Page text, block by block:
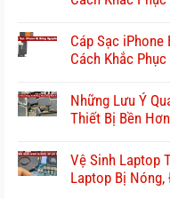
Cáp Sạc iPhone
Cách Khắc
Những Lưu Ý
Thiết Bị Bền Hơn
Vệ Sinh Laptop
Laptop Bị Nóng,